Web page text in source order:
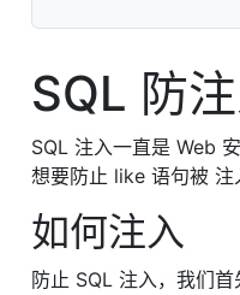
SQL 防
SQL 注入一直是 Web
想要防止 like 语句被 注
如何注入
防止 SQL 注入，我们